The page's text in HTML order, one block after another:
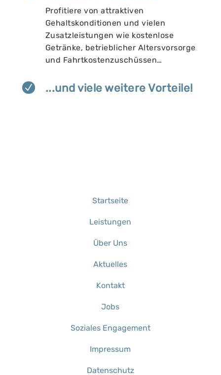
Profitiere von attraktiven
Gehaltskonditionen und vielen
Zusatzleistungen wie kostenlose
Getränke, betrieblicher Altersvorsorge
und Fahrtkostenzuschüssen…
N ...und viele weitere Vorteile!
Startseite
Leistungen
Über Uns
Aktuelles
Kontakt
Jobs
Soziales Engagement
Impressum
Datenschutz